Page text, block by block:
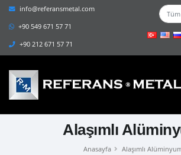
info@referansmetal.com
+90 549 671 57 71
+90 212 671 57 71
Alaşımlı
Anasayfa Alaşımlı